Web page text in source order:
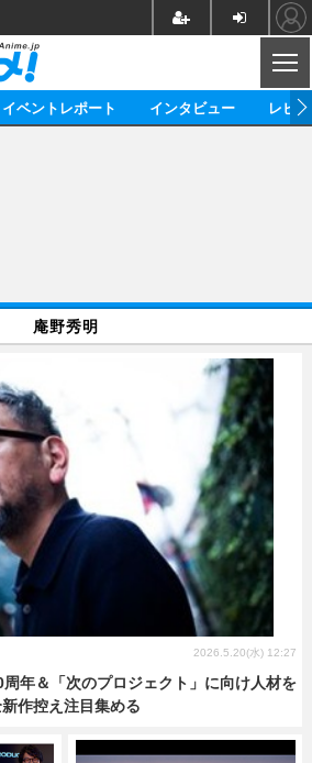
ビジネス
アーティスト
実写
映画/ドラマ
ABEMA Cafe
イベントレポート インタビュー レビ
庵野秀明
年＆「次のプロジェクト」に向け人材を
作控え注目集める
2026.5.20(水) 12:27